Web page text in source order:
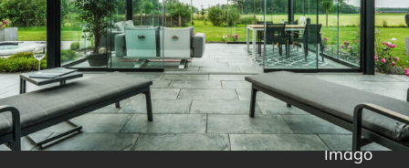
Imago